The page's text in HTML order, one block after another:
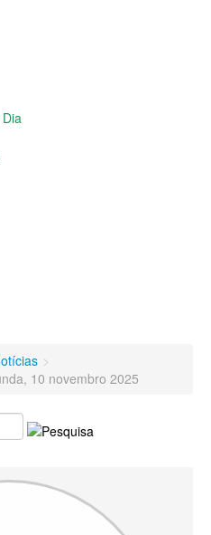
Dia
>
10 novembro 2025